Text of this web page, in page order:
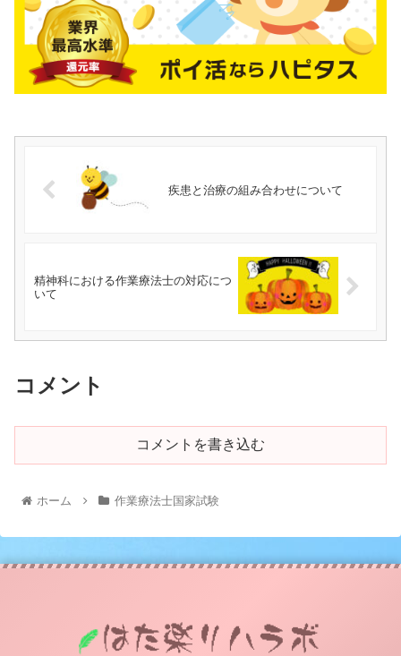
疾患と治療の組み合わせについて
精神科における作業療法士の対応につ
いて
コメント
コメントを書き込む
ホーム 作業療法士国家試験